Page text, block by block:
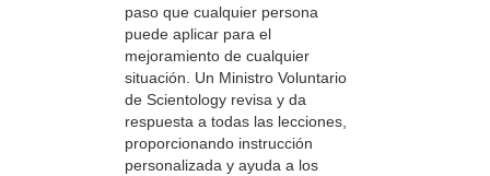
paso que cualquier persona
puede aplicar para el
mejoramiento de cualquier
situación. Un Ministro Voluntario
de Scientology revisa y da
respuesta a todas las lecciones,
proporcionando instrucción
personalizada y ayuda a los